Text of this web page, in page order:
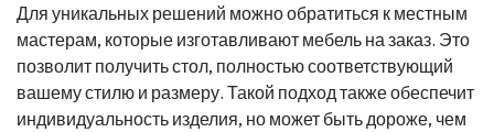
Для уникальных решений можно обратиться к местным
мастерам, которые изготавливают мебель на заказ. Это
позволит получить стол, полностью соответствующий
вашему стилю и размеру. Такой подход также обеспечит
индивидуальность изделия, но может быть дороже, чем